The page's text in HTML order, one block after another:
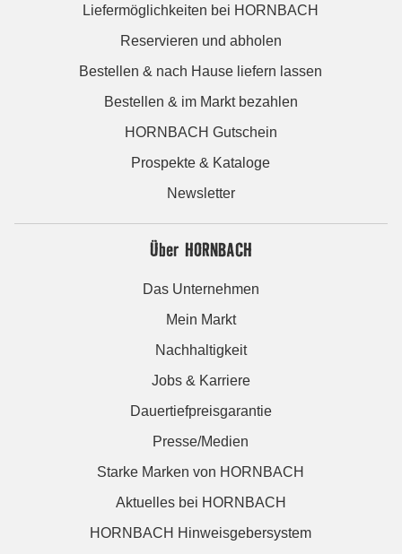
Liefermöglichkeiten bei HORNBACH
Reservieren und abholen
Bestellen & nach Hause liefern lassen
Bestellen & im Markt bezahlen
HORNBACH Gutschein
Prospekte & Kataloge
Newsletter
Über HORNBACH
Das Unternehmen
Mein Markt
Nachhaltigkeit
Jobs & Karriere
Dauertiefpreisgarantie
Presse/Medien
Starke Marken von HORNBACH
Aktuelles bei HORNBACH
HORNBACH Hinweisgebersystem